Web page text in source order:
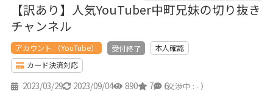
【訳あり】人気YouTuber中町兄妹の切り抜き
チャンネル
アカウント （YouTube） 受付終了
本人確認
カード決済対応
2023/03/29 2023/09/04 890 7 6
（交渉中 : - ）